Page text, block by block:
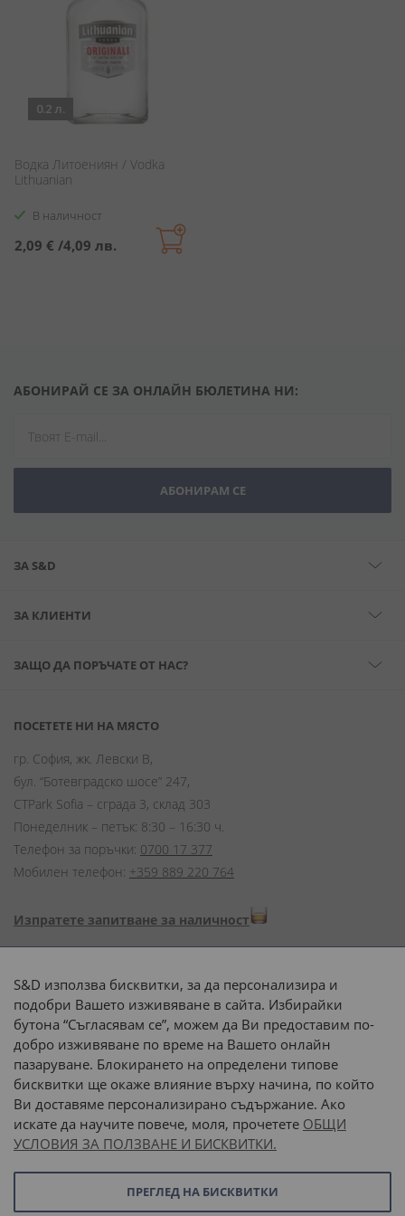
0.2 л.
Водка Литоениян / Vodka
Lithuanian
В наличност
2,09 € /4,09 лв.
АБОНИРАЙ СЕ ЗА ОНЛАЙН БЮЛЕТИНА НИ:
АБОНИРАМ СЕ
ЗА S&D
ЗА КЛИЕНТИ
ЗАЩО ДА ПОРЪЧАТЕ ОТ НАС?
ПОСЕТЕТЕ НИ НА МЯСТО
гр. София, жк. Левски В,
бул. “Ботевградско шосе” 247,
CTPark Sofia – сграда 3, склад 303
Понеделник – петък: 8:30 – 16:30 ч.
Телефон за поръчки: 0700 17 377
Мобилен телефон: +359 889 220 764
Изпратете запитване за наличност
Начини на плащане:
Доставка до адрес с:
или
наш транспорт
S&D използва бисквитки, за да персонализира и
подобри Вашето изживяване в сайта. Избирайки
бутона “Съгласявам се”, можем да Ви предоставим по-
добро изживяване по време на Вашето онлайн
пазаруване. Блокирането на определени типове
бисквитки ще окаже влияние върху начина, по който
Ви доставяме персонализирано съдържание. Ако
искате да научите повече, моля, прочетете ОБЩИ
УСЛОВИЯ ЗА ПОЛЗВАНЕ И БИСКВИТКИ.
ПРЕГЛЕД НА БИСКВИТКИ